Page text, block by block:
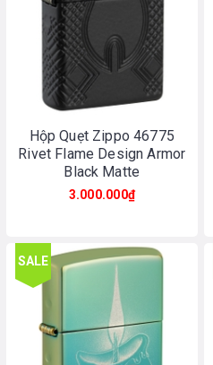
Hộp Quẹt Zippo 46775
Rivet Flame Design Armor
Black Matte
3.000.000₫
SALE